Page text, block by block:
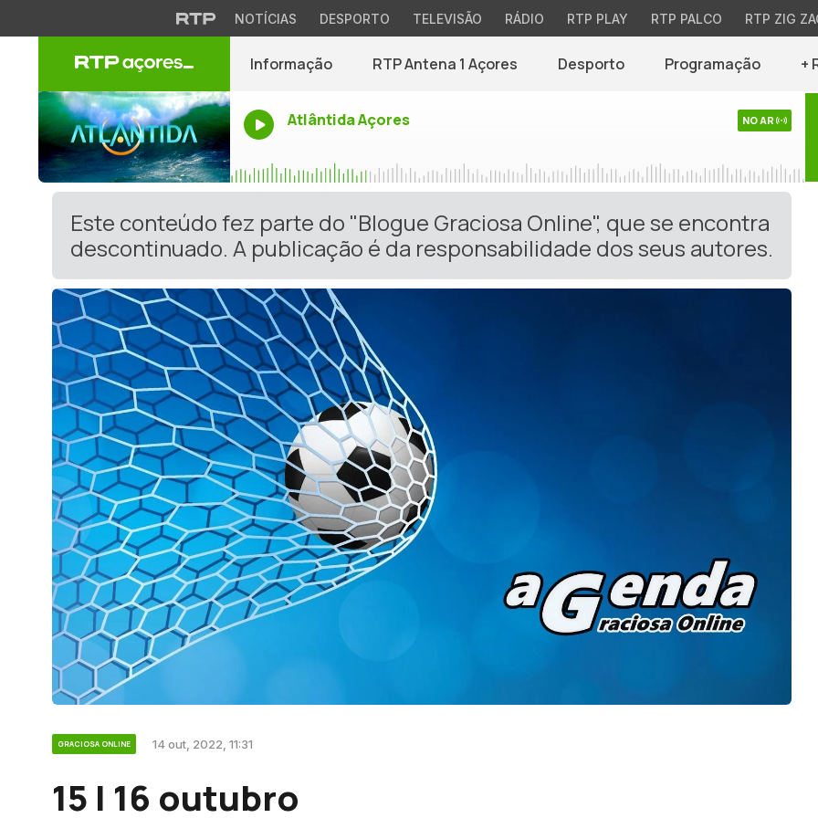
NOTÍCIAS DESPORTO TELEVISÃO RÁDIO RTP PLAY RTP PALCO RTP ZIG
Informação RTP Antena 1 Açores Desporto Programação +
Atlântida Açores NO AR
Este conteúdo fez parte do "Blogue Graciosa Online", que se encontra
descontinuado. A publicação é da responsabilidade dos seus autores.
GRACIOSA ONLINE 14 out, 2022, 11:31
15 | 16 outubro